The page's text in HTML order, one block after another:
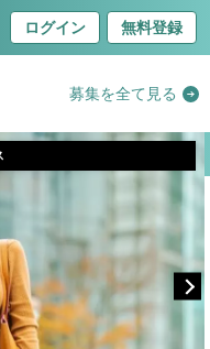
ログイン 無料登録
募集を全て見る